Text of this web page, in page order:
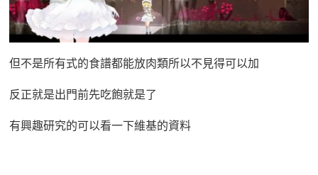
但不是所有式的食譜都能放肉類所以不見得可以加
反正就是出門前先吃飽就是了
有興趣研究的可以看一下維基的資料